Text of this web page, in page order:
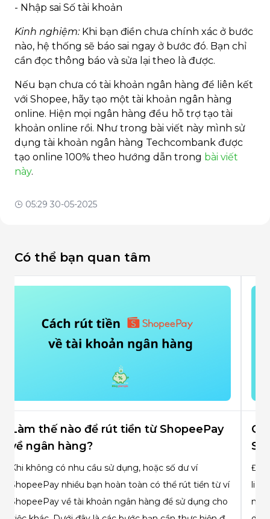
- Nhập sai Số tài khoản
Kinh nghiệm:Khi bạn điền chưa chính xác ở bước
nào, hệ thống sẽ báo sai ngay ở bước đó. Bạn chỉ
cần đọc thông báo và sửa lại theo là được.
Nếu bạn chưa có tài khoản ngân hàng để liên kết
với Shopee, hãy tạo một tài khoản ngân hàng
online. Hiện mọi ngân hàng đều hỗ trợ tạo tài
khoản online rồi. Như trong bài viết này mình sử
dụng tài khoản ngân hàng Techcombank được
tạo online 100% theo hướng dẫn trong bài viết
này.
05:29 30-05-2025
Có thể bạn quan tâm
Cách liên kết ngân hàng với ví
ShopeePay như thế nào?
Để sử dụng được ví ShopeePay bạn chắc chắn phải
liên kết ngân hàng với ShopeePay. Vậy làm cách
nào để liên kết ngân hàng với ví ShopeePay? Theo